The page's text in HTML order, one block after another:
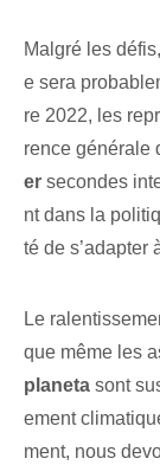
Malgré les
e sera
re 2022, les
rence générale
er secondes
nt dans la
té de s’adapter
Le
que même les
planeta sont
ement
ment, nous